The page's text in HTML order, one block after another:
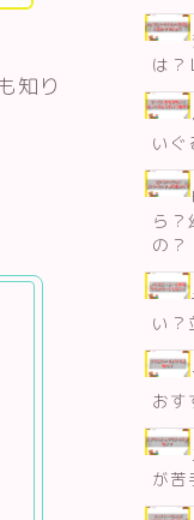
知り
は？
いぐ
ら
の？
い？
おす
が苦